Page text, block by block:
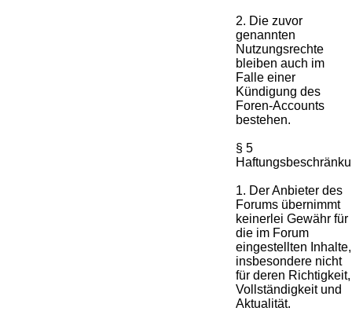
2. Die zuvor
genannten
Nutzungsrechte
bleiben auch im
Falle einer
Kündigung des
Foren-Accounts
bestehen.
§ 5
1. Der Anbieter des
Forums übernimmt
keinerlei Gewähr für
die im Forum
eingestellten Inhalte,
insbesondere nicht
für deren Richtigkeit,
Vollständigkeit und
Aktualität.